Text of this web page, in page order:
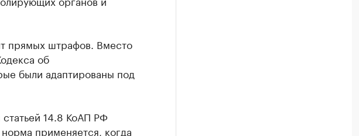
прямых штрафов. Вместо
об
были адаптированы под
14.8 КоАП РФ
применяется, когда